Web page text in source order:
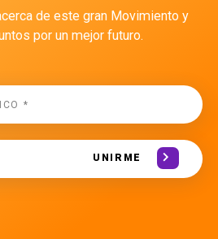
de este gran Movimiento y
por un mejor futuro.
UNIRME